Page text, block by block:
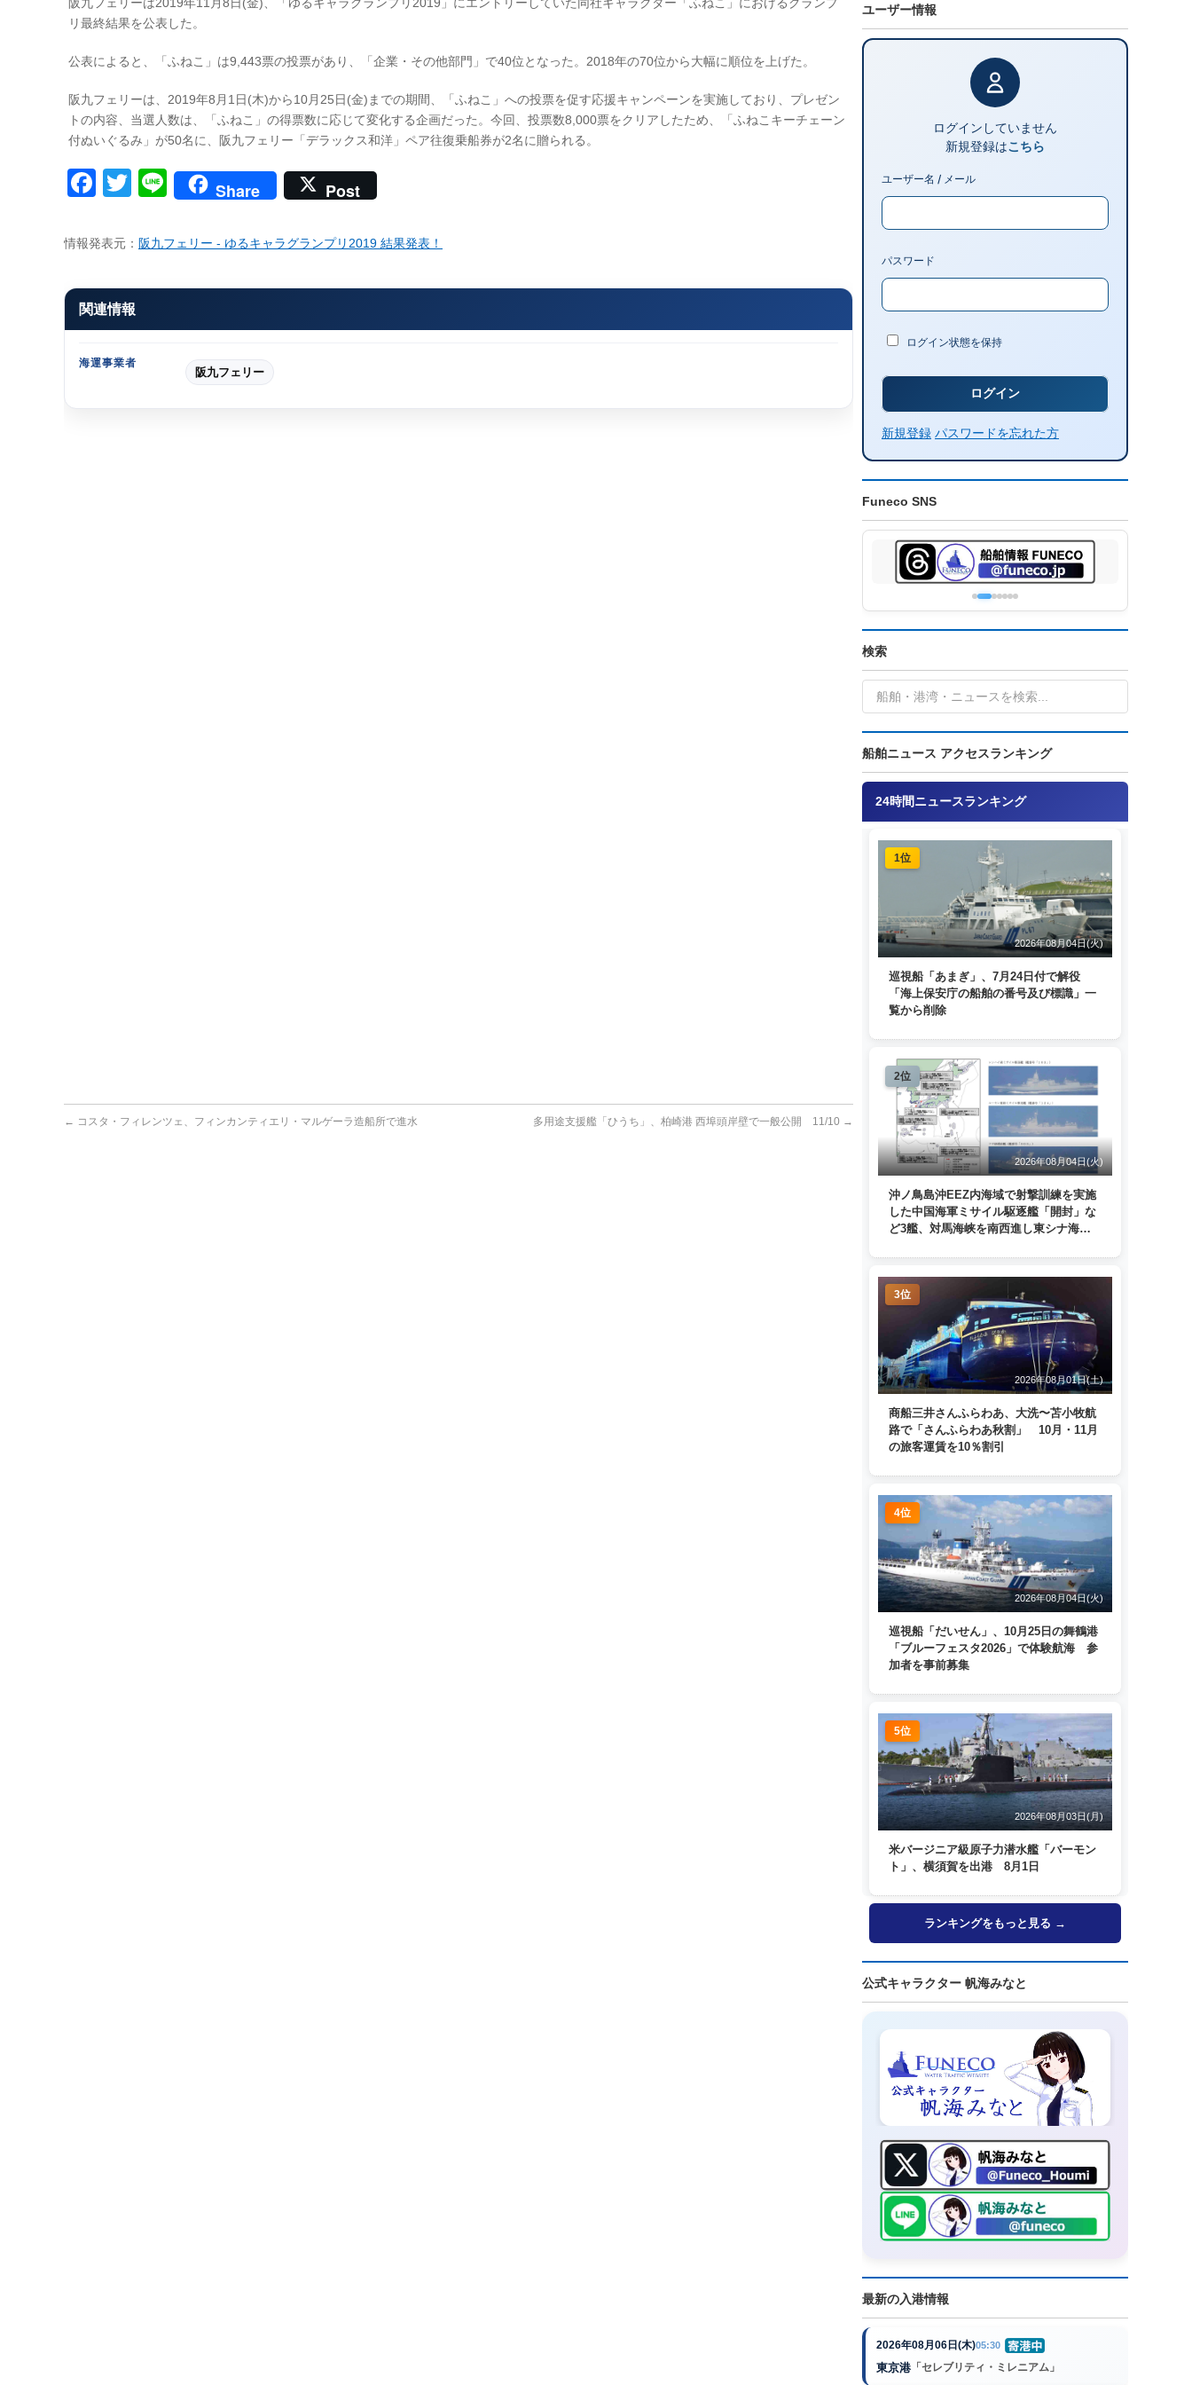
リ最終結果を公表した。
公表によると、「ふねこ」は9,443票の投票があり、「企業・その他部門」で40位となった。2018年の70位から大幅に順位を上げた。
阪九フェリーは、2019年8月1日(木)から10月25日(金)までの期間、「ふねこ」への投票を促す応援キャンペーンを実施しており、プレゼン
トの内容、当選人数は、「ふねこ」の得票数に応じて変化する企画だった。今回、投票数8,000票をクリアしたため、「ふねこキーチェーン
付ぬいぐるみ」が50名に、阪九フェリー「デラックス和洋」ペア往復乗船券が2名に贈られる。
Facebook
Twitter
LineShare Post
情報発表元： 阪九フェリー - ゆるキャラグランプリ2019 結果発表！
関連情報
海運事業者
阪九フェリー
← コスタ・フィレンツェ、フィンカンティエリ・マルゲーラ造船所で進水 多用途支援艦「ひうち」、柏崎港 西埠頭岸壁で一般公開 11/10 →
ユーザー情報
ログインしていません
新規登録はこちら
ユーザー名 / メール
パスワード
ログイン状態を保持
新規登録 パスワードを忘れた方
Funeco SNS
検索
船舶ニュース アクセスランキング
24時間ニュースランキング
1位
2026年08月04日(火)
巡視船「あまぎ」、7月24日付で解役
「海上保安庁の船舶の番号及び標識」一
覧から削除
2位
2026年08月04日(火)
沖ノ鳥島沖EEZ内海域で射撃訓練を実施
した中国海軍ミサイル駆逐艦「開封」な
ど3艦、対馬海峡を南西進し東シナ海
3位
2026年08月01日(土)
商船三井さんふらわあ、大洗〜苫小牧航
路で「さんふらわあ秋割」 10月・11月
の旅客運賃を10％割引
4位
2026年08月04日(火)
巡視船「だいせん」、10月25日の舞鶴港
「ブルーフェスタ2026」で体験航海 参
加者を事前募集
5位
2026年08月03日(月)
米バージニア級原子力潜水艦「バーモン
ト」、横須賀を出港 8月1日
ランキングをもっと見る →
公式キャラクター 帆海みなと
最新の入港情報
2026年08月06日(木)05:30
東京港 「セレブリティ・ミレニアム」